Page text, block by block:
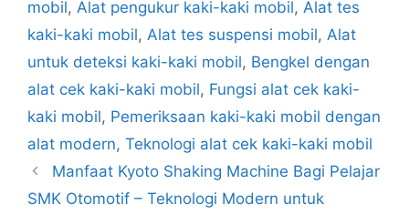
mobil, Alat pengukur kaki-kaki mobil, Alat tes
kaki-kaki mobil, Alat tes suspensi mobil, Alat
untuk deteksi kaki-kaki mobil, Bengkel dengan
alat cek kaki-kaki mobil, Fungsi alat cek kaki-
kaki mobil, Pemeriksaan kaki-kaki mobil dengan
alat modern, Teknologi alat cek kaki-kaki mobil
Manfaat Kyoto Shaking Machine Bagi Pelajar
SMK Otomotif – Teknologi Modern untuk